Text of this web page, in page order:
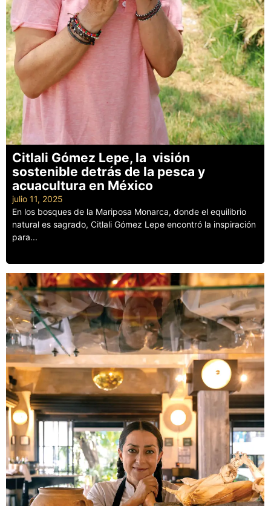
Citlali Gómez Lepe, la visión
sostenible detrás de la pesca y
acuacultura en México
julio 11, 2025
En los bosques de la Mariposa Monarca, donde el equilibrio
natural es sagrado, Citlali Gómez Lepe encontró la inspiración
para...